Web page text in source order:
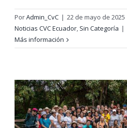
PorAdmin_CvC | 22 de mayo de 2025
Noticias CVC Ecuador, Sin Categoría |
Más información